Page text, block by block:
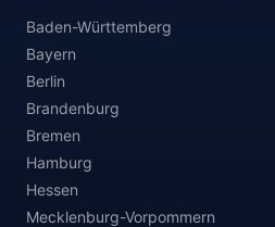
Baden-Württemberg
Bayern
Berlin
Brandenburg
Bremen
Hamburg
Hessen
Mecklenburg-Vorpommern